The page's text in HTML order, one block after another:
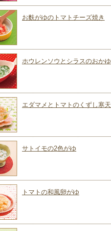
お麩がゆのトマトチーズ焼き
ホウレンソウとシラスのおかゆ
エダマメとトマトのくずし寒天
サトイモの2色がゆ
トマトの和風卵がゆ